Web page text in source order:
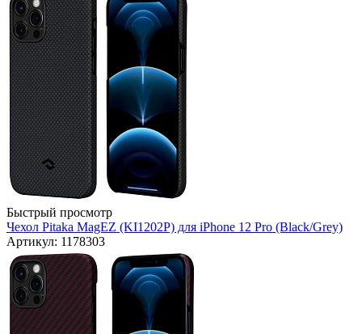
Быстрый просмотр
Чехол Pitaka MagEZ (KI1202P) для iPhone 12 Pro (Black/Grey)
Артикул: 1178303